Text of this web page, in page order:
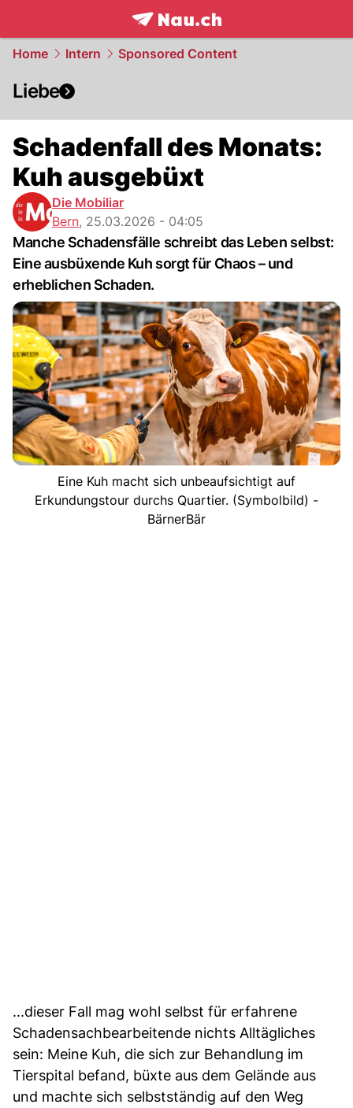
frontpage.NAU.ch
Home Intern Sponsored Content
Liebe
Schadenfall des Monats:
Kuh ausgebüxt
Die Mobiliar
Bern, 25.03.2026 - 04:05
Manche Schadensfälle schreibt das Leben selbst:
Eine ausbüxende Kuh sorgt für Chaos – und
erheblichen Schaden.
Eine Kuh macht sich unbeaufsichtigt auf
Erkundungstour durchs Quartier. (Symbolbild) -
BärnerBär
...dieser Fall mag wohl selbst für erfahrene
Schadensachbearbeitende nichts Alltägliches
sein: Meine Kuh, die sich zur Behandlung im
Tierspital befand, büxte aus dem Gelände aus
und machte sich selbstständig auf den Weg